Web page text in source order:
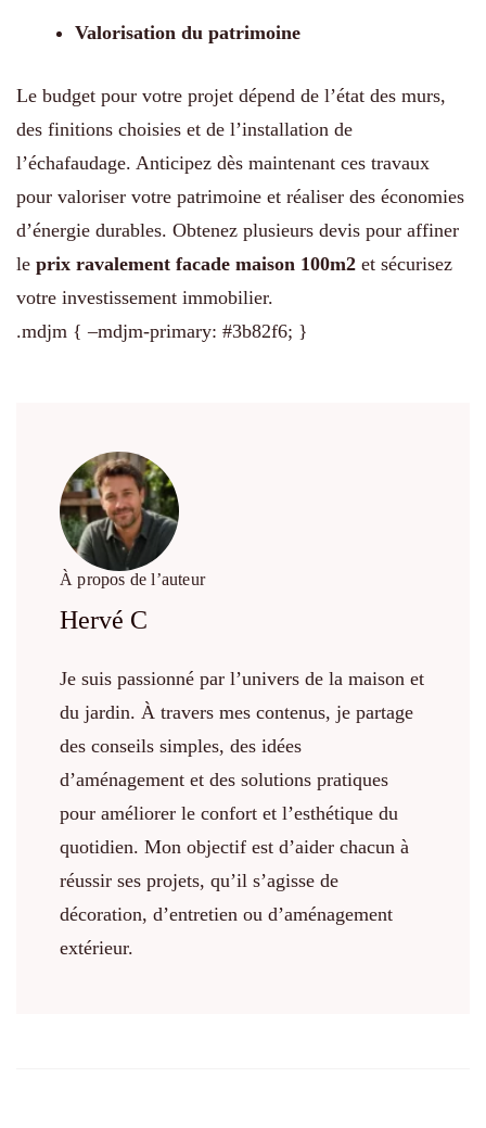
Valorisation du patrimoine
Le budget pour votre projet dépend de l’état des murs,
des finitions choisies et de l’installation de
l’échafaudage. Anticipez dès maintenant ces travaux
pour valoriser votre patrimoine et réaliser des économies
d’énergie durables. Obtenez plusieurs devis pour affiner
le prix ravalement facade maison 100m2 et sécurisez
votre investissement immobilier.
.mdjm { –mdjm-primary: #3b82f6; }
À propos de l’auteur
Hervé C
Je suis passionné par l’univers de la maison et
du jardin. À travers mes contenus, je partage
des conseils simples, des idées
d’aménagement et des solutions pratiques
pour améliorer le confort et l’esthétique du
quotidien. Mon objectif est d’aider chacun à
réussir ses projets, qu’il s’agisse de
décoration, d’entretien ou d’aménagement
extérieur.